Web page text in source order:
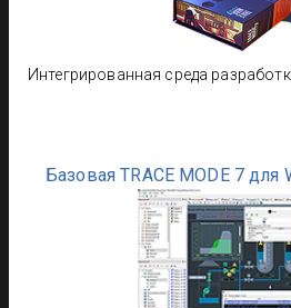
Интегрированная среда
Базовая TRACE MODE 7 для